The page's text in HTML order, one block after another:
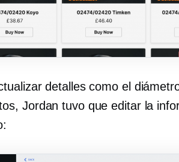
detalles como el
Jordan tuvo que editar la